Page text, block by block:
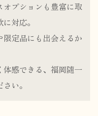
オプションも豊富に取
対応。
定品にも出会えるか
体感できる、福岡随一
い。